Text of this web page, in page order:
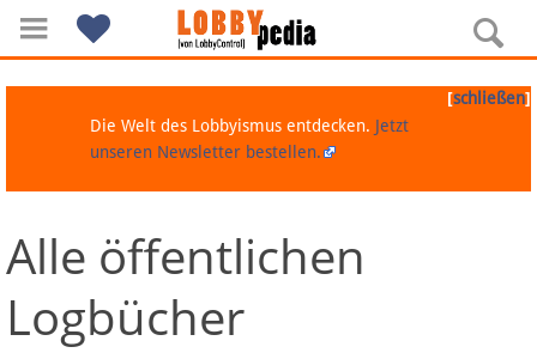
Navigation
Über Lobbypedia
[schließen]
Die Welt des Lobbyismus entdecken. Jetzt
unseren Newsletter bestellen.
Alle öffentlichen
Logbücher